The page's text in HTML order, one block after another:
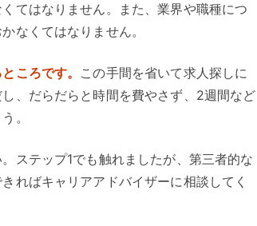
てはなりません。また、業界や職種につ
なくてはなりません。
ころです。 この手間を省いて求人探しに
、だらだらと時間を費やさず、2週間など
。
ステップ1でも触れましたが、第三者的な
ればキャリアアドバイザーに相談してく